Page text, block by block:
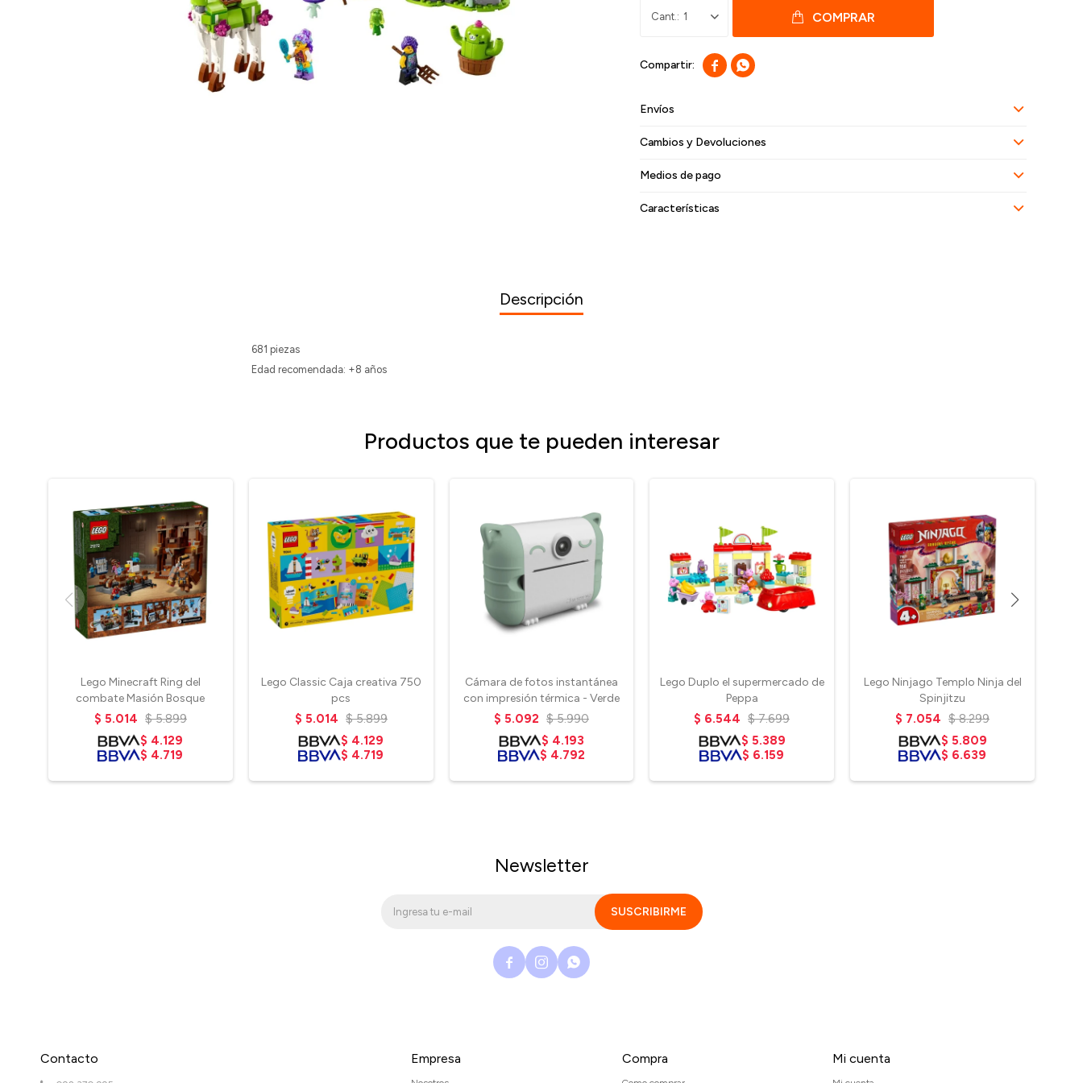
1 COMPRAR
 
Envíos
Cambios y Devoluciones
Medios de pago
Características
Descripción
681 piezas
Edad recomendada: +8 años
Productos que te pueden interesar
Lego Minecraft Ring del
combate Masión Bosque
$ 5.014 $ 5.899
$ 4.129
$ 4.719
Lego Classic Caja creativa 750
pcs
$ 5.014 $ 5.899
$ 4.129
$ 4.719
Cámara de fotos instantánea
con impresión térmica - Verde
$ 5.092 $ 5.990
$ 4.193
$ 4.792
Lego Duplo el supermercado de
Peppa
$ 6.544 $ 7.699
$ 5.389
$ 6.159
Lego Ninjago Templo Ninja del
Spinjitzu
$ 7.054 $ 8.299
$ 5.809
$ 6.639
Contacto Empresa Compra Mi cuenta
Newsletter
SUSCRIBIRME
  